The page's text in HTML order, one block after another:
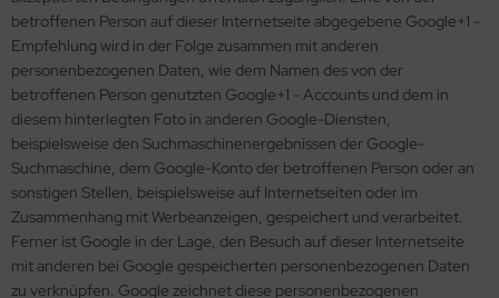
betroffenen Person auf dieser Internetseite abgegebene Google+1 -
Empfehlung wird in der Folge zusammen mit anderen
personenbezogenen Daten, wie dem Namen des von der
betroffenen Person genutzten Google+1 - Accounts und dem in
diesem hinterlegten Foto in anderen Google-Diensten,
beispielsweise den Suchmaschinenergebnissen der Google-
Suchmaschine, dem Google-Konto der betroffenen Person oder an
sonstigen Stellen, beispielsweise auf Internetseiten oder im
Zusammenhang mit Werbeanzeigen, gespeichert und verarbeitet.
Ferner ist Google in der Lage, den Besuch auf dieser Internetseite
mit anderen bei Google gespeicherten personenbezogenen Daten
zu verknüpfen. Google zeichnet diese personenbezogenen